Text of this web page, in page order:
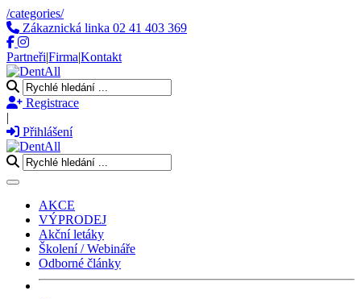
/categories/
Zákaznická linka 02 41 403 369
Partneři|Firma|Kontakt
Registrace
|
Přihlášení
Toggle navigation
AKCE
VÝPRODEJ
Akční letáky
Školení / Webináře
Odborné články